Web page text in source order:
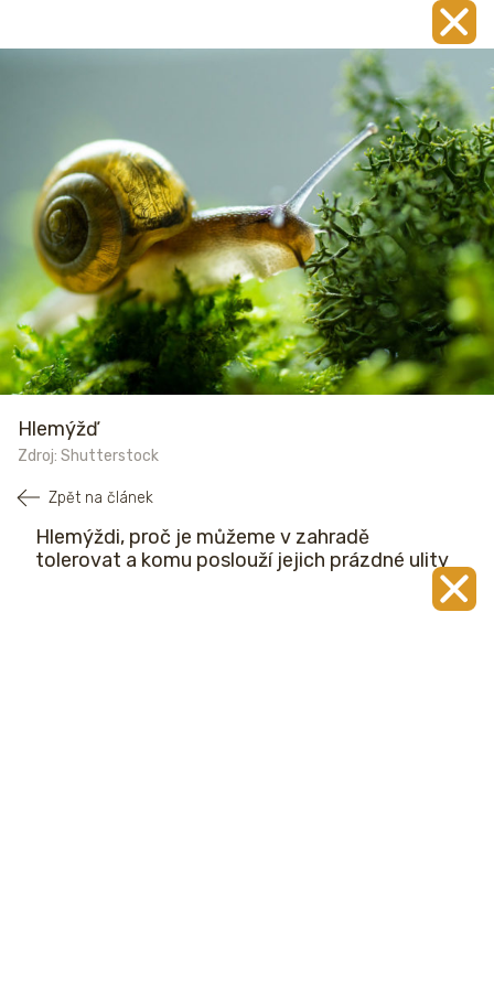
Hlemýžď
Zdroj: Shutterstock
Zpět na článek
Hlemýždi, proč je můžeme v zahradě
tolerovat a komu poslouží jejich prázdné ulity